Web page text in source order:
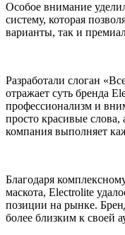
Особое внимание
систему, которая
варианты, так и
Разработали слоган
отражает суть бренда
профессионализм и
просто красивые слова,
компания выполняет
Благодаря
маскота, Electrolite
позиции на рынке.
более близким к своей